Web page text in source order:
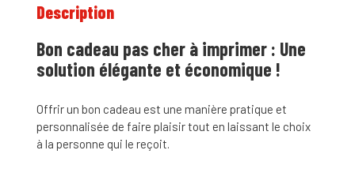
Description
Bon cadeau pas cher à imprimer : Une
solution élégante et économique !
Offrir un bon cadeau est une manière pratique et
personnalisée de faire plaisir tout en laissant le choix
à la personne qui le reçoit.